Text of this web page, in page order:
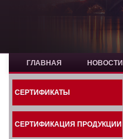
ГЛАВНАЯ НОВОСТИ
СЕРТИФИКАТЫ
СЕРТИФИКАЦИЯ ПРОДУКЦИИ